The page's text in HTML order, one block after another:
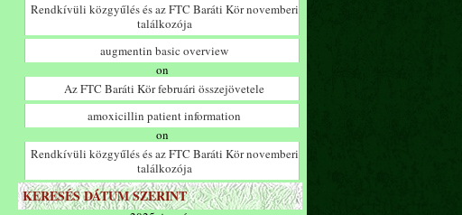
Rendkívüli közgyűlés és az FTC Baráti Kör novemberi
találkozója
augmentin basic overview
on
Az FTC Baráti Kör februári összejövetele
amoxicillin patient information
on
Rendkívüli közgyűlés és az FTC Baráti Kör novemberi
találkozója
KERESÉS DÁTUM SZERINT